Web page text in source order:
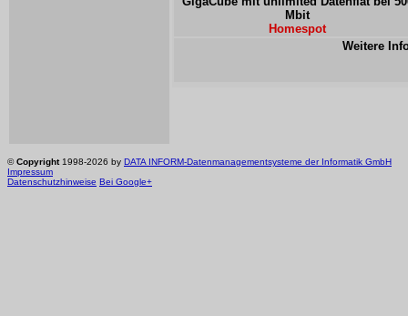
Mbit
Homespot
Weitere
©Copyright1998-2026 by DATA INFORM-Datenmanagementsysteme der Informatik GmbH
Impressum
Datenschutzhinweise Bei Google+